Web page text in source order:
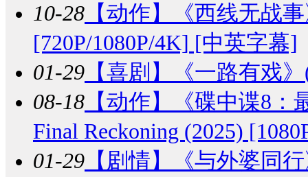
10-28 【动作】
《西线无战
[720P/1080P/4K] [中英字幕]
01-29 【喜剧】
《一路有戏
08-18 【动作】
《碟中谍8：
Final Reckoning (2025)
01-29 【剧情】
《与外婆同